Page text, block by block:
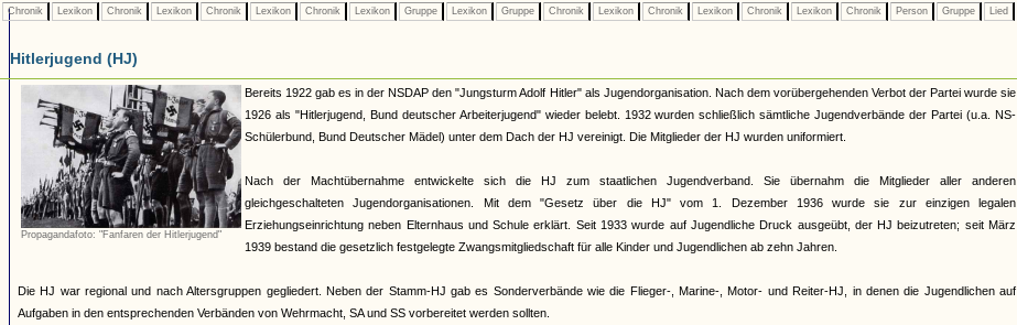
Chronik Lexikon Chronik Lexikon Chronik Lexikon Chronik Lexikon Gruppe Lexikon Gruppe Chronik Lexikon Chronik Lexikon Chronik Lexikon Chronik Person Gruppe Lied
Hitlerjugend (HJ)
Propagandafoto: "Fanfaren der Hitlerjugend"
Bereits 1922 gab es in der NSDAP den "Jungsturm Adolf Hitler" als Jugendorganisation. Nach dem vorübergehenden Verbot der Partei wurde sie
1926 als "Hitlerjugend, Bund deutscher Arbeiterjugend" wieder belebt. 1932 wurden schließlich sämtliche Jugendverbände der Partei (u.a. NS-
Schülerbund, Bund Deutscher Mädel) unter dem Dach der HJ vereinigt. Die Mitglieder der HJ wurden uniformiert.
Nach der Machtübernahme entwickelte sich die HJ zum staatlichen Jugendverband. Sie übernahm die Mitglieder aller anderen
gleichgeschalteten Jugendorganisationen. Mit dem "Gesetz über die HJ" vom 1. Dezember 1936 wurde sie zur einzigen legalen
Erziehungseinrichtung neben Elternhaus und Schule erklärt. Seit 1933 wurde auf Jugendliche Druck ausgeübt, der HJ beizutreten; seit März
1939 bestand die gesetzlich festgelegte Zwangsmitgliedschaft für alle Kinder und Jugendlichen ab zehn Jahren.
Die HJ war regional und nach Altersgruppen gegliedert. Neben der Stamm-HJ gab es Sonderverbände wie die Flieger-, Marine-, Motor- und Reiter-HJ, in denen die Jugendlichen auf
Aufgaben in den entsprechenden Verbänden von Wehrmacht, SA und SS vorbereitet werden sollten.